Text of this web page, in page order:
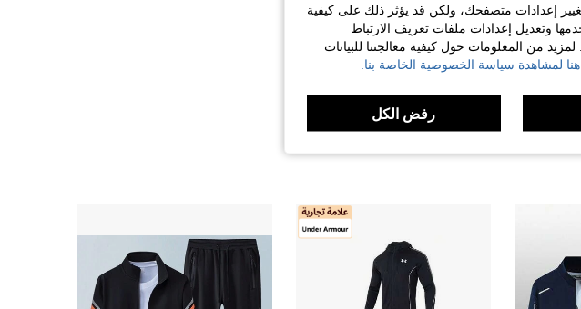
مفيد (0)إعدادات متصفحك، ولكن قد يؤثر ذلك على كيفية
وتعديل إعدادات ملفات تعريف الارتباط
من المعلومات حول كيفية معالجتنا للبيانات
هنا لمشاهدة سياسة الخصوصية الخاصة بنا.
رفض الكل